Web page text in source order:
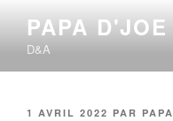
contenu
principal
PAPA D'JOE
D&A
PUBLIÉ
1 AVRIL 2022 PAR